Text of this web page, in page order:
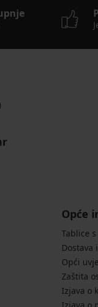
Opće
Tablice
Dostava
Opći
Zaštita
Izjava o